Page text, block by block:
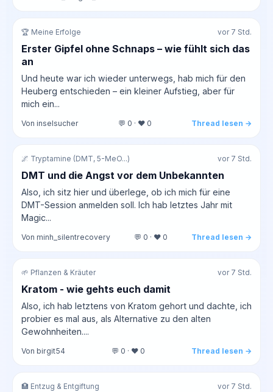
🏆 Meine Erfolge vor 7 Std.
Erster Gipfel ohne Schnaps – wie fühlt sich das
an
Und heute war ich wieder unterwegs, hab mich für den
Heuberg entschieden – ein kleiner Aufstieg, aber für
mich ein...
Von inselsucher 💬 0 · ❤️ 0 Thread lesen →
🌌 Tryptamine (DMT, 5-MeO...) vor 7 Std.
DMT und die Angst vor dem Unbekannten
Also, ich sitz hier und überlege, ob ich mich für eine
DMT-Session anmelden soll. Ich hab letztes Jahr mit
Magic...
Von minh_silentrecovery 💬 0 · ❤️ 0 Thread lesen →
🌱 Pflanzen & Kräuter vor 7 Std.
Kratom - wie gehts euch damit
Also, ich hab letztens von Kratom gehort und dachte, ich
probier es mal aus, als Alternative zu den alten
Gewohnheiten....
Von birgit54 💬 0 · ❤️ 0 Thread lesen →
🏥 Entzug & Entgiftung vor 7 Std.